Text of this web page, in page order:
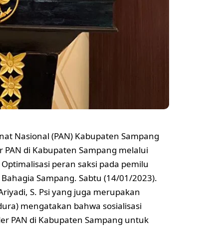
Nasional (PAN) Kabupaten Sampang
di Kabupaten Sampang melalui
peran saksi pada pemilu
Sampang. Sabtu (14/01/2023).
S. Psi yang juga merupakan
mengatakan bahwa sosialisasi
PAN di Kabupaten Sampang untuk